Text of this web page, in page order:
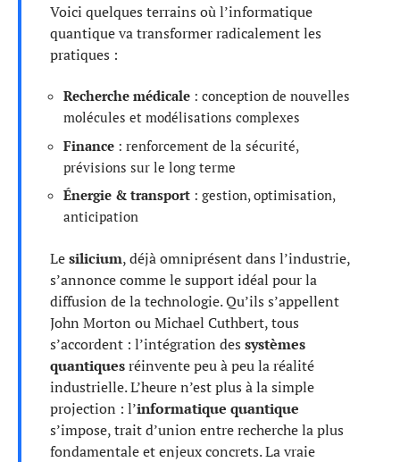
Voici quelques terrains où l’informatique
quantique va transformer radicalement les
pratiques :
Recherche médicale : conception de nouvelles
molécules et modélisations complexes
Finance : renforcement de la sécurité,
prévisions sur le long terme
Énergie & transport : gestion, optimisation,
anticipation
Lesilicium, déjà omniprésent dans l’industrie,
s’annonce comme le support idéal pour la
diffusion de la technologie. Qu’ils s’appellent
John Morton ou Michael Cuthbert, tous
s’accordent : l’intégration des systèmes
quantiquesréinvente peu à peu la réalité
industrielle. L’heure n’est plus à la simple
projection : l’informatique quantique
s’impose, trait d’union entre recherche la plus
fondamentale et enjeux concrets. La vraie